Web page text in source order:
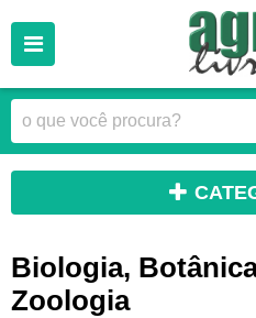
Biologia,
Zoologia